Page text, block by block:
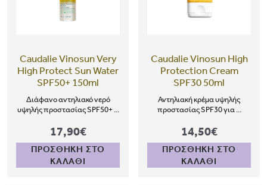
Caudalie Vinosun Very
High Protect Sun Water
SPF50+ 150ml
Διάφανο αντηλιακό νερό
υψηλής προστασίας SPF50+ ...
17,90€
ΠΡΟΣΘΗΚΗ ΣΤΟ
ΚΑΛΑΘΙ
Caudalie Vinosun High
Protection Cream
SPF30 50ml
Αντηλιακή κρέμα υψηλής
προστασίας SPF30 για ...
14,50€
ΠΡΟΣΘΗΚΗ ΣΤΟ
ΚΑΛΑΘΙ